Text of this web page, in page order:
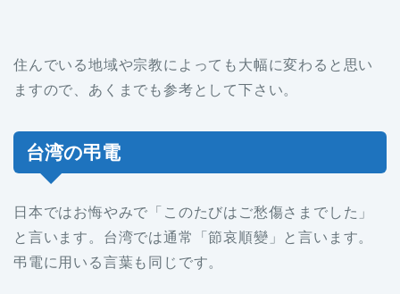
住んでいる地域や宗教によっても大幅に変わると思い
ますので、あくまでも参考として下さい。
台湾の弔電
日本ではお悔やみで「このたびはご愁傷さまでした」
と言います。台湾では通常「節哀順變」と言います。
弔電に用いる言葉も同じです。